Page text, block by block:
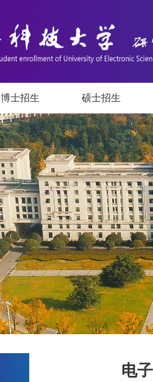
博士招生 硕士招生
电